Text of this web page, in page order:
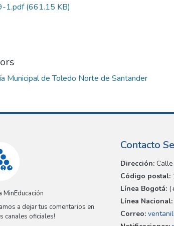
1.pdf(661.15 KB)
Municipal de Toledo Norte de Santander
MinEducación
a dejar tus comentarios en
canales oficiales!
Contacto
Dirección:
Código postal:
Línea Bogotá:
Línea Nacional:
Correo: